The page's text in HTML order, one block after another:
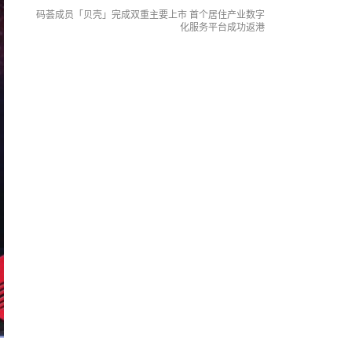
码荟成员「贝壳」完成双重主要上市 首个居住产业数字
化服务平台成功返港